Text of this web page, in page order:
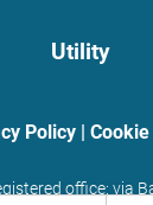
Utility
Policy|
office: via